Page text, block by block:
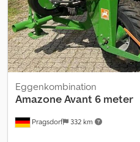
Pragsdorf 332 km
Eggenkombination
AmazoneAvant 6 meter